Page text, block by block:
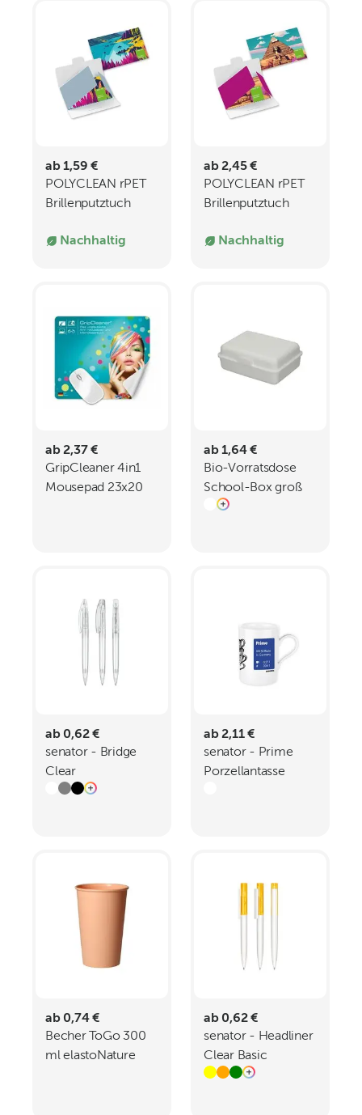
ab 1,59 €
POLYCLEAN rPET
Brillenputztuch
Nachhaltig
ab 2,45 €
POLYCLEAN rPET
Brillenputztuch
Nachhaltig
ab 2,37 €
GripCleaner 4in1
Mousepad 23x20
ab 1,64 €
Bio-Vorratsdose
School-Box groß
ab 0,62 €
senator - Bridge
Clear
Drehkugelschreiber
ab 2,11 €
senator - Prime
Porzellantasse
ab 0,74 €
Becher ToGo 300
ml elastoNature
ab 0,62 €
senator - Headliner
Clear Basic
Drehkugelschreiber